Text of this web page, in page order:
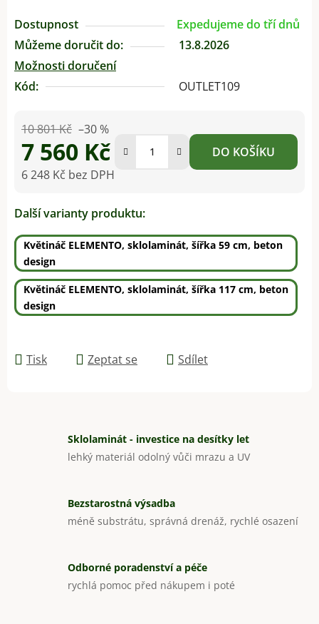
Dostupnost
Expedujeme do tří dnů
Můžeme doručit do:
13.8.2026
Možnosti doručení
Kód:
OUTLET109
10 801 Kč –30 %
7 560 Kč
6 248 Kč bez DPH
DO KOŠÍKU
Další varianty produktu:
Květináč ELEMENTO, sklolaminát, šířka 59 cm, beton
design
Květináč ELEMENTO, sklolaminát, šířka 117 cm, beton
design
Tisk Zeptat se Sdílet
Sklolaminát - investice na desítky let
lehký materiál odolný vůči mrazu a UV
Bezstarostná výsadba
méně substrátu, správná drenáž, rychlé osazení
Odborné poradenství a péče
rychlá pomoc před nákupem i poté